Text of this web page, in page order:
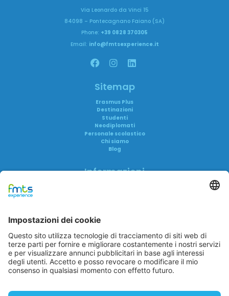
Via Leonardo da Vinci 15
84098 – Pontecagnano Faiano (SA)
Phone: +39 0828 370305
Email: info@fmtsexperience.it
Sitemap
Erasmus Plus
Destinazioni
Studenti
Neodiplomati
Personale scolastico
Chi siamo
Blog
Informazioni
FMTS Group
FMTS Lavoro
FMTS Formazione